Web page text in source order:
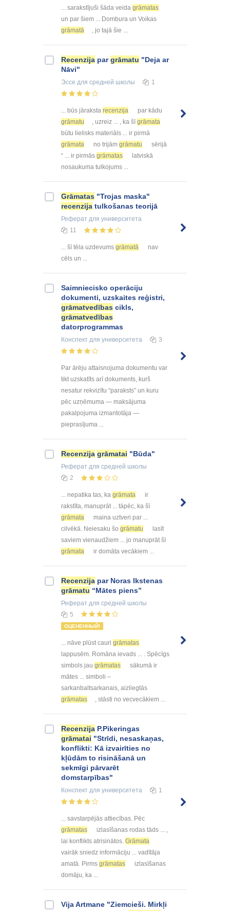
... sarakstījuši šāda veida grāmatas
un par šiem ... Dombura un Voikas
grāmatā
, jo tajā šie ...
Recenzija pargrāmatu "Deja ar
Nāvi"
Эссе для средней школы 1
... būs jāraksta recenzija
par kādu
grāmatu
, uzreiz ... , ka šīgrāmata
būtu lielisks materiāls ... ir pirmā
grāmata
no trijām grāmatu
sērijā
“ ... ir pirmās grāmatas
latviskā
nosaukuma tulkojums ...
Grāmatas "Trojas maska"
recenzija tulkošanas teorijā
Реферат для университета
11
... šī tēla uzdevums grāmatā
nav
cēls un ...
Saimniecisko operāciju
dokumenti, uzskaites reģistri,
grāmatvedības cikls,
grāmatvedības
datorprogrammas
Конспект для университета 3
Par ārēju attaisnojuma dokumentu var
tikt uzskatīts arī dokuments, kurš
nesatur rekvizītu “paraksts” un kuru
pēc uzņēmuma — maksājuma
pakalpojuma izmantotāja —
pieprasījuma ...
Recenzija grāmatai "Būda"
Реферат для средней школы
2
... nepatika tas, ka grāmata
ir
rakstīta, manuprāt ... tāpēc, ka šī
grāmata
maina uztveri par ...
cilvēkā. Neiesaku šo grāmatu
lasīt
saviem vienaudžiem ... jo manuprāt šī
grāmata
ir domāta vecākiem ...
Recenzija par Noras Ikstenas
grāmatu “Mātes piens”
Реферат для средней школы
5
ОЦЕНЕННЫЙ!
... nāve plūst cauri grāmatas
lappusēm. Romāna ievads ... . Spēcīgs
simbols jau grāmatas
sākumā ir
mātes ... simboli –
sarkanbaltsarkanais, aizliegtās
grāmatas
, stāsti no vecvecākiem ...
Recenzija P.Pikeringas
grāmatai "Strīdi, nesaskaņas,
konflikti: Kā izvairīties no
kļūdām to risināšanā un
sekmīgi pārvarēt
domstarpības"
Конспект для университета 1
... savstarpējās attiecības. Pēc
grāmatas
izlasīšanas rodas tāds ... ,
lai konflikts atrisinātos. Grāmata
vairāk sniedz informāciju ... vadītāja
amatā. Pirms grāmatas
izlasīšanas
domāju, ka ...
Vija Artmane "Ziemcieši. Mirkļi